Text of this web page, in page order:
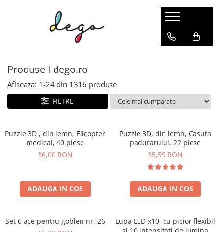
PICTURI PE NUMERE
Dimensiuni medii si mici
Triptice & dimensiuni mari
Aurii & metalizate
Rotunde
Canvas negru
Pictura senzoriala 3D
PUZZLE 2&3D
CUTIUTE MUZICALE
PUZZLE 3D
PUZZLE 2D DIN LEMN
GOBLENURI CU DIAMANTE
GOBLENURI FARA SASIU
DIAMANTE PATRATE
DIAMANTE ROTUNDE
DIAMANTE AB
ACCESORII
BRODERIE IN CRUCIULITA
BRODERII CU MARGELE
BRODERIE CLASICA
ACCESORII CUSUT&BRODAT
SCHITE&GRAVURI
GRAVURI
ACCESORII
BRODERII SI GOBLENURI
GOBLENURI CU DIAMANTE
Produse I dego.ro
Afiseaza: 1-24 din 1316 produse
FILTRE
Puzzle 3D , din lemn, Elicopter
medical, 40 piese
36,00 RON
ADAUGA IN COS
Puzzle 3D, din lemn, Casuta
padurarului, 22 piese
35,59 RON
ADAUGA IN COS
Set 6 ace pentru goblen nr. 26
Lupa LED x10, cu picior flexibil